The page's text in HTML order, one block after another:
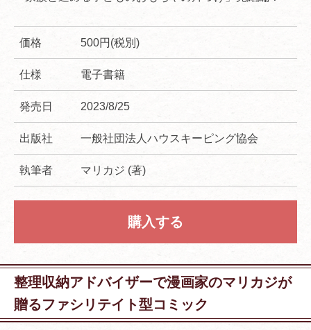
価格 500円(税別)
仕様 電子書籍
発売日 2023/8/25
出版社 一般社団法人ハウスキーピング協会
執筆者 マリカジ (著)
購入する
整理収納アドバイザーで漫画家のマリカジが
贈るファシリテイト型コミック